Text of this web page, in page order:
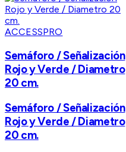
ACCESSPRO
Semáforo / Señalización
Rojo y Verde / Diametro
20 cm.
Semáforo / Señalización
Rojo y Verde / Diametro
20 cm.